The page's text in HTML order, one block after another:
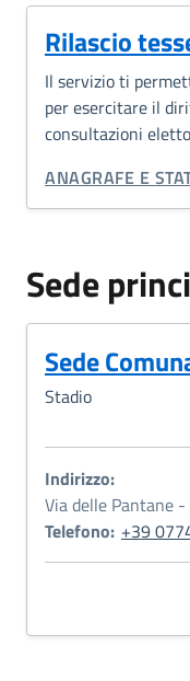
Rilascio
Il servizio ti
per esercitare il
consultazioni
CATEGORIA
ANAGRAFE E
Sede
Sede
Stadio
Indirizzo:
Via delle Pantane
Telefono: +39